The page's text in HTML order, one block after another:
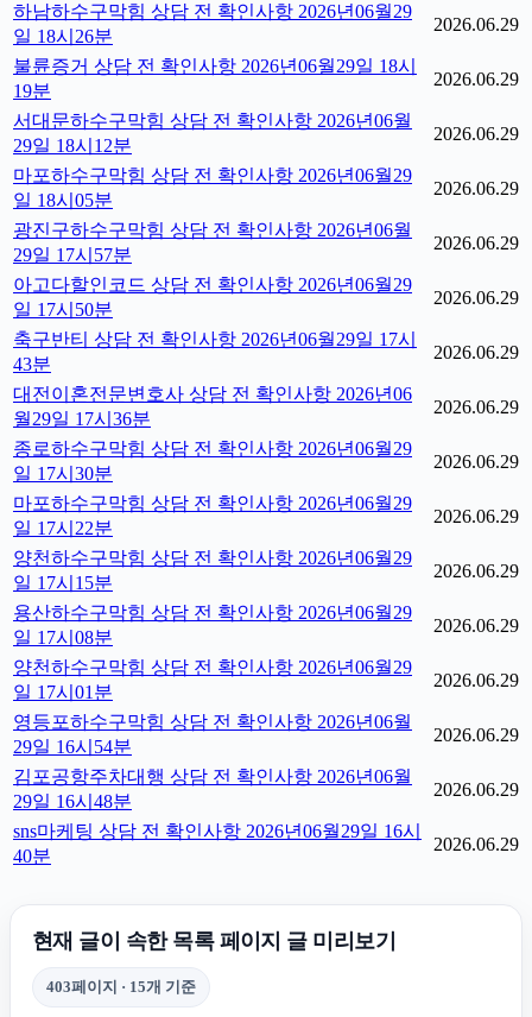
하남하수구막힘 상담 전 확인사항 2026년06월29
일 18시26분
2026.06.29
불륜증거 상담 전 확인사항 2026년06월29일 18시
19분
2026.06.29
서대문하수구막힘 상담 전 확인사항 2026년06월
29일 18시12분
2026.06.29
마포하수구막힘 상담 전 확인사항 2026년06월29
일 18시05분
2026.06.29
광진구하수구막힘 상담 전 확인사항 2026년06월
29일 17시57분
2026.06.29
아고다할인코드 상담 전 확인사항 2026년06월29
일 17시50분
2026.06.29
축구반티 상담 전 확인사항 2026년06월29일 17시
43분
2026.06.29
대전이혼전문변호사 상담 전 확인사항 2026년06
월29일 17시36분
2026.06.29
종로하수구막힘 상담 전 확인사항 2026년06월29
일 17시30분
2026.06.29
마포하수구막힘 상담 전 확인사항 2026년06월29
일 17시22분
2026.06.29
양천하수구막힘 상담 전 확인사항 2026년06월29
일 17시15분
2026.06.29
용산하수구막힘 상담 전 확인사항 2026년06월29
일 17시08분
2026.06.29
양천하수구막힘 상담 전 확인사항 2026년06월29
일 17시01분
2026.06.29
영등포하수구막힘 상담 전 확인사항 2026년06월
29일 16시54분
2026.06.29
김포공항주차대행 상담 전 확인사항 2026년06월
29일 16시48분
2026.06.29
sns마케팅 상담 전 확인사항 2026년06월29일 16시
40분
2026.06.29
현재 글이 속한 목록 페이지 글 미리보기
403페이지 · 15개 기준